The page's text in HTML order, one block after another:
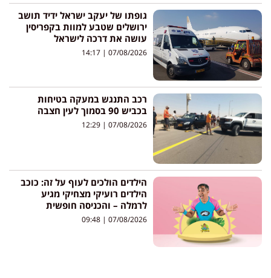
גופתו של יעקב ישראל ידיד תושב
ירושלים שטבע למוות בקפריסין
עושה את דרכה לישראל
07/08/2026
רכב התנגש במעקה בטיחות
בכביש 90 בסמוך לעין חצבה
07/08/2026
הילדים הולכים לעוף על זה: כוכב
הילדים רועיקי מצחיקי מגיע
לרמלה – והכניסה חופשית
07/08/2026